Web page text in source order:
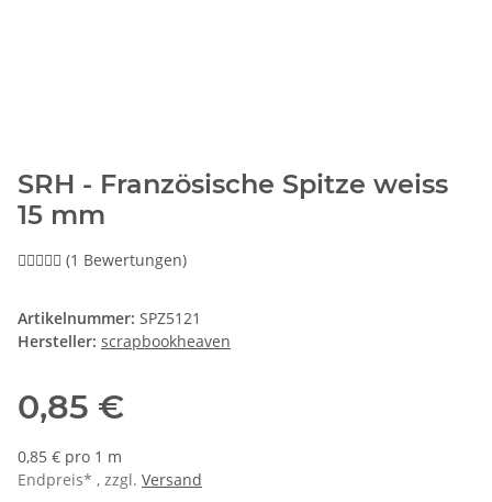
SRH - Französische Spitze weiss
15 mm
(1 Bewertungen)
Artikelnummer: SPZ5121
Hersteller: scrapbookheaven
0,85 €
0,85 € pro 1 m
Endpreis* , zzgl. Versand